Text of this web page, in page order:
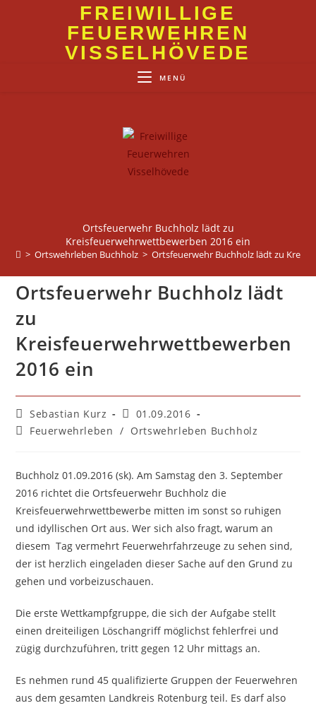
FREIWILLIGE
FEUERWEHREN
VISSELHÖVEDE
MENÜ
Ortsfeuerwehr Buchholz lädt zu
Kreisfeuerwehrwettbewerben 2016 ein
> Ortswehrleben Buchholz > Ortsfeuerwehr Buchholz lädt zu
Ortsfeuerwehr Buchholz lädt
zu
Kreisfeuerwehrwettbewerben
2016 ein
Beitrags-
Autor:
Sebastian Kurz
Beitrag
veröffentlicht:
01.09.2016
Beitrags-
Feuerwehrleben / Ortswehrleben Buchholz
Buchholz 01.09.2016 (sk). Am Samstag den 3. September
2016 richtet die Ortsfeuerwehr Buchholz die
Kreisfeuerwehrwettbewerbe mitten im sonst so ruhigen
und idyllischen Ort aus. Wer sich also fragt, warum an
diesem Tag vermehrt Feuerwehrfahrzeuge zu sehen sind,
der ist herzlich eingeladen dieser Sache auf den Grund zu
gehen und vorbeizuschauen.
Die erste Wettkampfgruppe, die sich der Aufgabe stellt
einen dreiteiligen Löschangriff möglichst fehlerfrei und
zügig durchzuführen, tritt gegen 12 Uhr mittags an.
Es nehmen rund 45 qualifizierte Gruppen der Feuerwehren
aus dem gesamten Landkreis Rotenburg teil. Es darf also